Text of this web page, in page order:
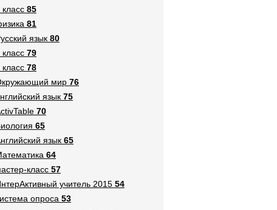
класс 85
81
язык 80
класс 79
класс 78
мир 76
язык 75
70
65
язык 65
64
класс 57
учитель 2015 54
опроса 53